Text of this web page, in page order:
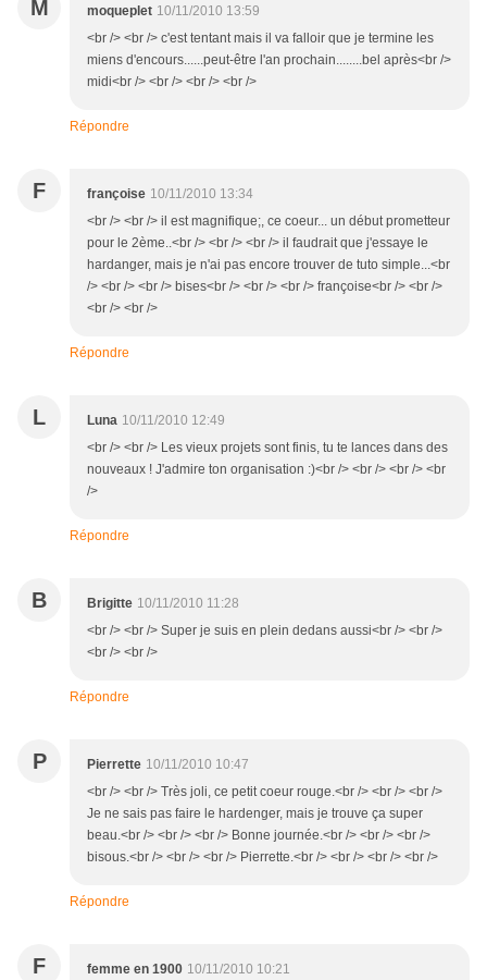
M moqueplet 10/11/2010 13:59
<br /> <br /> c'est tentant mais il va falloir que je termine les
miens d'encours......peut-être l'an prochain........bel après<br />
midi<br /> <br /> <br /> <br />
Répondre
F françoise 10/11/2010 13:34
<br /> <br /> il est magnifique;, ce coeur... un début prometteur
pour le 2ème..<br /> <br /> <br /> il faudrait que j'essaye le
hardanger, mais je n'ai pas encore trouver de tuto simple...<br
/> <br /> <br /> bises<br /> <br /> <br /> françoise<br /> <br />
<br /> <br />
Répondre
L Luna 10/11/2010 12:49
<br /> <br /> Les vieux projets sont finis, tu te lances dans des
nouveaux ! J'admire ton organisation :)<br /> <br /> <br /> <br
/>
Répondre
B Brigitte 10/11/2010 11:28
<br /> <br /> Super je suis en plein dedans aussi<br /> <br />
<br /> <br />
Répondre
P Pierrette 10/11/2010 10:47
<br /> <br /> Très joli, ce petit coeur rouge.<br /> <br /> <br />
Je ne sais pas faire le hardenger, mais je trouve ça super
beau.<br /> <br /> <br /> Bonne journée.<br /> <br /> <br />
bisous.<br /> <br /> <br /> Pierrette.<br /> <br /> <br /> <br />
Répondre
F femme en 1900 10/11/2010 10:21